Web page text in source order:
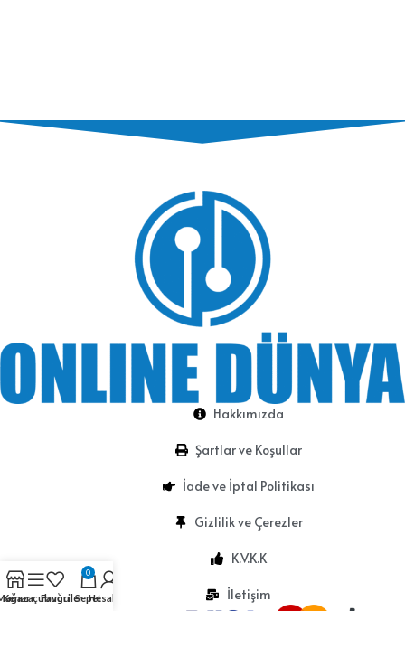
Hakkımızda
Şartlar ve Koşullar
İade ve İptal Politikası
Gizlilik ve Çerezler
K.V.K.K
İletişim
Kenar çubuğu
Favoriler
0
SepetHesabım